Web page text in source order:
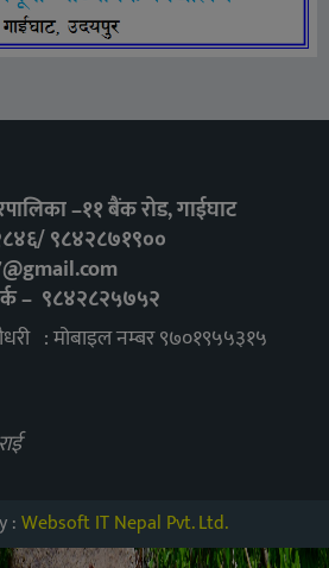
–११ बैंक रोड, गाईघाट
९८४२८७१९००
– ९८४२८२५७५२
: मोबाइल नम्बर ९७०१९५५३१५
:Websoft IT Nepal Pvt. Ltd.